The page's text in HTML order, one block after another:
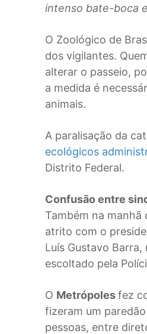
intenso bate-boca
O Zoológico de
dos vigilantes.
alterar o passeio,
a medida é
animais.
A paralisação da
ecológicos
Distrito Federal.
Confusão entre
Também na
atrito com o
Luís Gustavo
escoltado pela
O Metrópolesfez
fizeram um
pessoas, entre